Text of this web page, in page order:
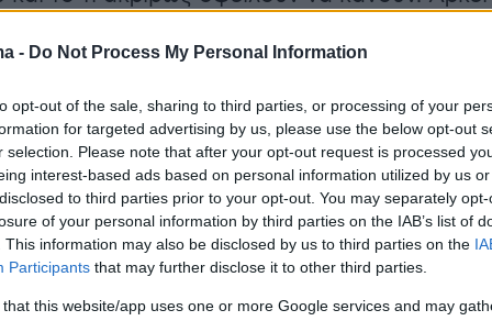
- Do Not Process My Personal Information
opt-out of the sale, sharing to third parties, or processing of your
for targeted advertising by us, please use the below opt-out
selection. Please note that after your opt-out request is processed
interest-based ads based on personal information utilized by us
to third parties prior to your opt-out. You may separately
of your personal information by third parties on the IAB’s list of
This information may also be disclosed by us to third parties on the
Participants that may further disclose it to other third parties.
that this website/app uses one or more Google services and may
εδώ όλα δείχνουν ότι θα έχουμε ένα
μαζί. Η χημεία είναι ζητούμενο.
τι γίνεται; Οι περισσότεροι στο
ονομάτων Μάτος και Βιεϊρίνια τι είπαν; «Τα
Έτσι είναι στο ποδοσφαιρικό
πέρα όμως κανείς μέχρι και τώρα στις αρχές
δεν είναι σίγουρος για την παραμονή του